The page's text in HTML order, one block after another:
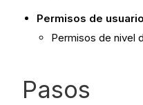
Permisos de
Permisos de nivel
Pasos